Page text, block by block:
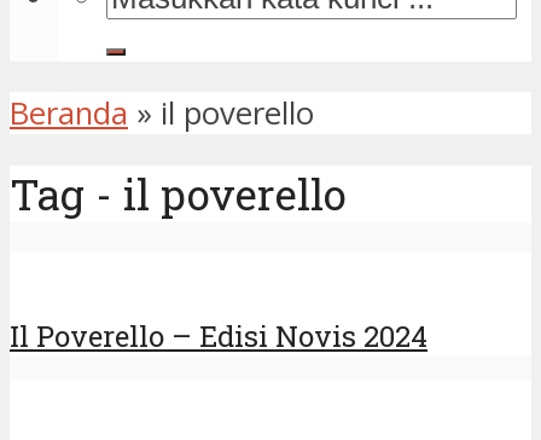
Beranda » il poverello
Tag - il poverello
Il Poverello – Edisi Novis 2024